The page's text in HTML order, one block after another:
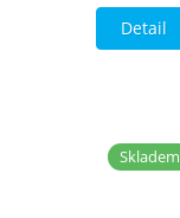
Detail
Skladem